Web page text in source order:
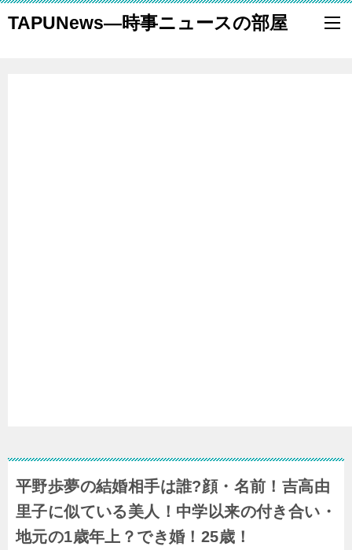
TAPUNews―時事ニュースの部屋
平野歩夢の結婚相手は誰?顔・名前！吉高由
里子に似ている美人！中学以来の付き合い・
地元の1歳年上？でき婚！25歳！